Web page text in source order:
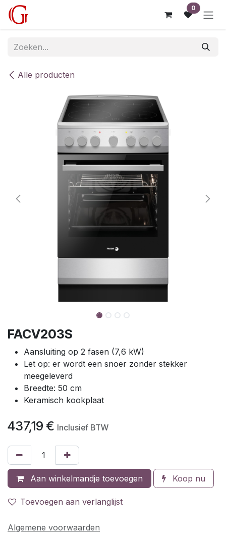
Overslaan naar inhoud 0
Alle producten
FACV203S
Aansluiting op 2 fasen (7,6 kW)
Let op: er wordt een snoer zonder stekker
meegeleverd
Breedte: 50 cm
Keramisch kookplaat
437,19 € Inclusief BTW
Aan winkelmandje toevoegen Koop nu
Toevoegen aan verlanglijst
Algemene voorwaarden